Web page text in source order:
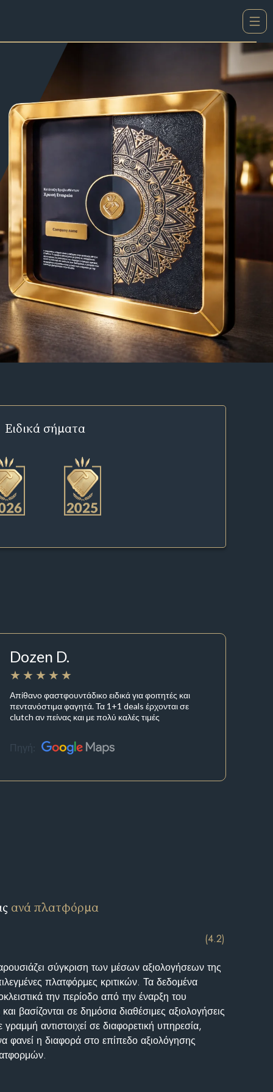
Ειδικά σήματα
Dozen D.
Απίθανο φαστφουντάδικο ειδικά για φοιτητές και
πεντανόστιμα φαγητά. Τα 1+1 deals έρχονται σε
clutch αν πείνας και με πολύ καλές τιμές
Πηγή:
ανά πλατφόρμα
(4.2)
σύγκριση των μέσων αξιολογήσεων της
πλατφόρμες κριτικών. Τα δεδομένα
την περίοδο από την έναρξη του
βασίζονται σε δημόσια διαθέσιμες αξιολογήσεις
αντιστοιχεί σε διαφορετική υπηρεσία,
φανεί η διαφορά στο επίπεδο αξιολόγησης